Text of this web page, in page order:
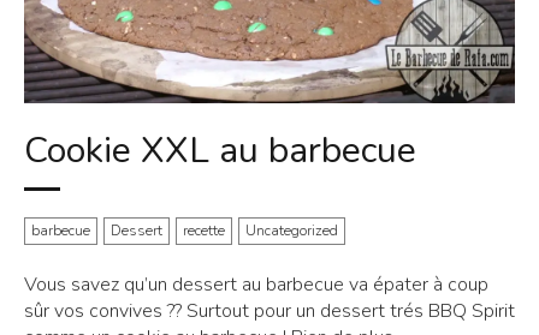
Cookie XXL au barbecue
barbecue Dessert recette Uncategorized
Vous savez qu’un dessert au barbecue va épater à coup
sûr vos convives ?? Surtout pour un dessert trés BBQ Spirit